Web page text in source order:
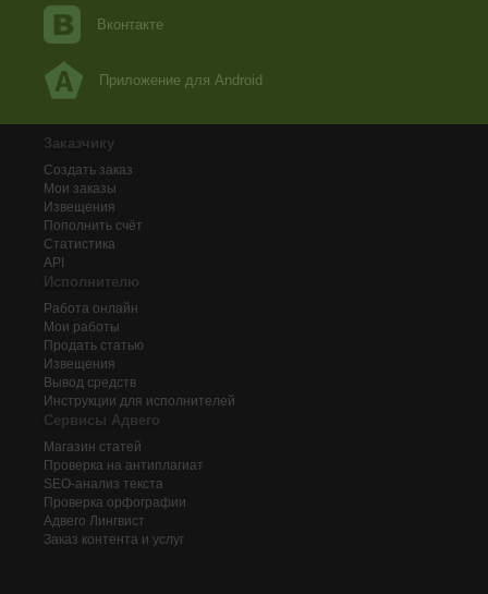
Вконтакте
Приложение для Android
Заказчику
Создать заказ
Мои заказы
Извещения
Пополнить счёт
Статистика
API
Исполнителю
Работа онлайн
Мои работы
Продать статью
Извещения
Вывод средств
Инструкции для исполнителей
Сервисы Адвего
Магазин статей
Проверка на антиплагиат
SEO-анализ текста
Проверка орфографии
Адвего Лингвист
Заказ контента и услуг